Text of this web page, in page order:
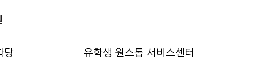
당 유학생 원스톱 서비스센터